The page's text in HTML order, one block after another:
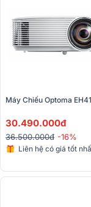
Máy Chiếu Optoma
30.490.000đ
36.500.000đ -16%
Liên hệ có giá tốt